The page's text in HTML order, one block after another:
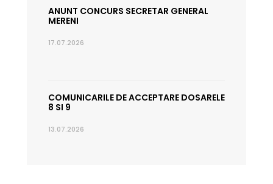
ANUNT CONCURS SECRETAR GENERAL
MERENI
17.07.2026
COMUNICARILE DE ACCEPTARE DOSARELE
8 SI 9
13.07.2026